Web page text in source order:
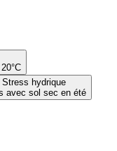
Stress hydrique
avec sol sec en été